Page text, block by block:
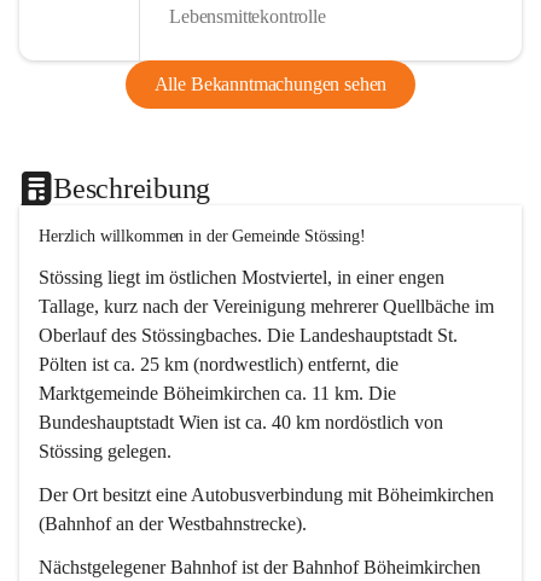
Lebensmittekontrolle
Alle Bekanntmachungen sehen
Beschreibung
Herzlich willkommen in der Gemeinde Stössing!
Stössing liegt im östlichen Mostviertel, in einer engen
Tallage, kurz nach der Vereinigung mehrerer Quellbäche im
Oberlauf des Stössingbaches. Die Landeshauptstadt St.
Pölten ist ca. 25 km (nordwestlich) entfernt, die
Marktgemeinde Böheimkirchen ca. 11 km. Die
Bundeshauptstadt Wien ist ca. 40 km nordöstlich von
Stössing gelegen.
Der Ort besitzt eine Autobusverbindung mit Böheimkirchen
(Bahnhof an der Westbahnstrecke).
Nächstgelegener Bahnhof ist der Bahnhof Böheimkirchen